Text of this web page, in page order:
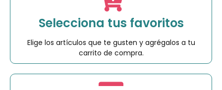
Selecciona tus favoritos
Elige los artículos que te gusten y agrégalos a tu
carrito de compra.